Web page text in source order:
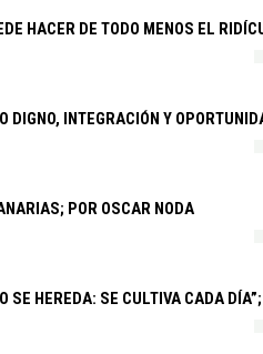
HACER DE TODO MENOS EL
DIGNO, INTEGRACIÓN Y
POR OSCAR NODA
SE HEREDA: SE CULTIVA CADA